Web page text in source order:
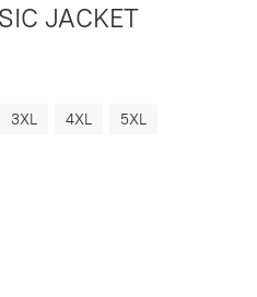
JACKET
3XL 4XL
5XL